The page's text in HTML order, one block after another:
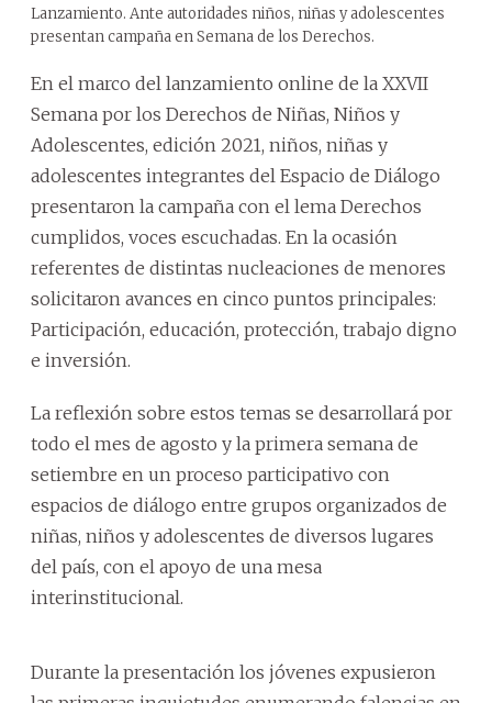
Lanzamiento. Ante autoridades niños, niñas y adolescentes
presentan campaña en Semana de los Derechos.
En el marco del lanzamiento online de la XXVII
Semana por los Derechos de Niñas, Niños y
Adolescentes, edición 2021, niños, niñas y
adolescentes integrantes del Espacio de Diálogo
presentaron la campaña con el lema Derechos
cumplidos, voces escuchadas. En la ocasión
referentes de distintas nucleaciones de menores
solicitaron avances en cinco puntos principales:
Participación, educación, protección, trabajo digno
e inversión.
La reflexión sobre estos temas se desarrollará por
todo el mes de agosto y la primera semana de
setiembre en un proceso participativo con
espacios de diálogo entre grupos organizados de
niñas, niños y adolescentes de diversos lugares
del país, con el apoyo de una mesa
interinstitucional.
Durante la presentación los jóvenes expusieron